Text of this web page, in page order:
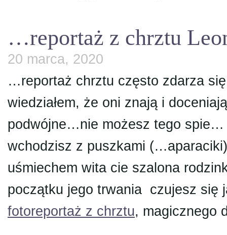
…reportaż z chrztu
20 marca, 2020
…reportaż chrztu często zdarza
wiedziałem, że oni znają i
podwójne…nie możesz tego
wchodzisz z puszkami
uśmiechem wita cie szalona
początku jego trwania czujesz się
fotoreportaż z chrztu, magicznego